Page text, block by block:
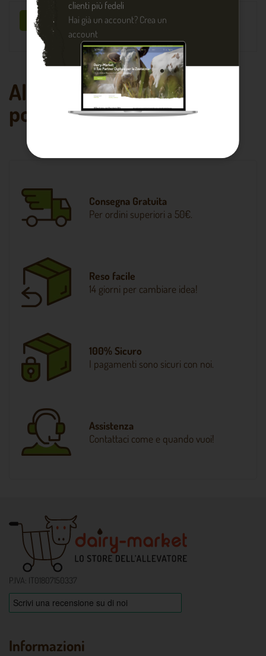
Sii il primo a scrivere una recensione !
Altri prodotti che
potrebbero piacerti
Consegna Gratuita
Per ordini superiori a 50€.
Reso facile
14 giorni per cambiare idea!
100% Sicuro
I pagamenti sono sicuri con noi.
Assistenza
Contattaci come e quando vuoi!
P.IVA: IT01807150337
Informazioni
clienti più fedeli
Hai già un account? Crea un
account